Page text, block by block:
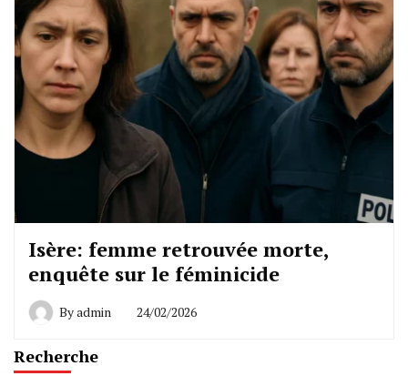
Isère: femme retrouvée morte,
enquête sur le féminicide
Byadmin 24/02/2026
Recherche